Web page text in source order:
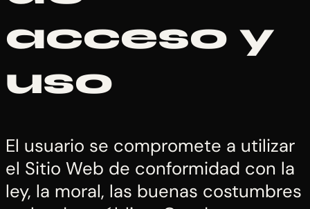
acceso y
uso
El usuario se compromete a utilizar
el Sitio Web de conformidad con la
ley, la moral, las buenas costumbres